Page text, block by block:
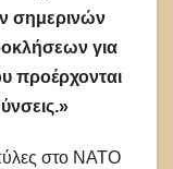
σημερινών
για
προέρχονται
»
στο ΝΑΤΟ